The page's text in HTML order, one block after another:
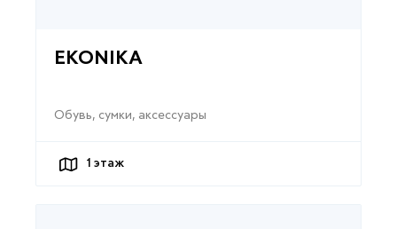
EKONIKA
Обувь, сумки, аксессуары
1 этаж